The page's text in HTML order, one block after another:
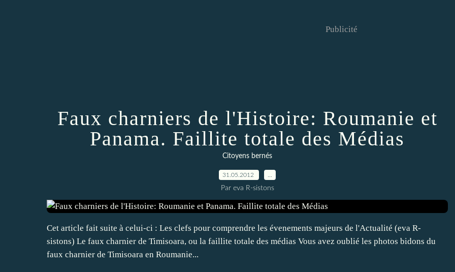
Publicité
Faux charniers de l'Histoire: Roumanie et
Panama. Faillite totale des Médias
Citoyens bernés
31.05.2012
Par eva R-sistons
Cet article fait suite à celui-ci : Les clefs pour comprendre les évenements majeurs de l'Actualité (eva R-
sistons) Le faux charnier de Timisoara, ou la faillite totale des médias Vous avez oublié les photos bidons du
faux charnier de Timisoara en Roumanie...